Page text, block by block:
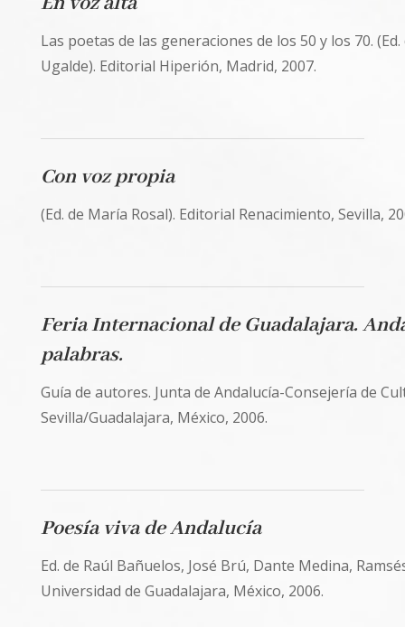
Las poetas de las generaciones de los 50 y los 70.
Ugalde). Editorial Hiperión, Madrid, 2007.
Con voz propia
(Ed. de María Rosal). Editorial Renacimiento, Sevilla,
Feria Internacional de Guadalajara.
palabras.
Guía de autores. Junta de Andalucía-Consejería de
Sevilla/Guadalajara, México, 2006.
Poesía viva de Andalucía
Ed. de Raúl Bañuelos, José Brú, Dante Medina,
Universidad de Guadalajara, México, 2006.